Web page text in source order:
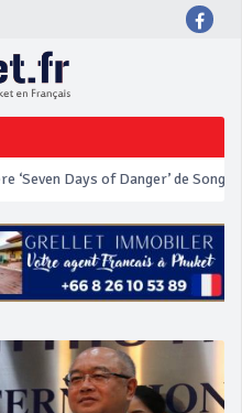
se faisant arracher son collier en
pendant Songkran
‘Seven Days of Danger’ de